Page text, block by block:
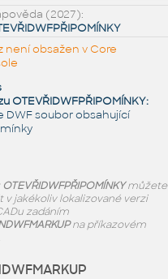
(2027):
není obsažen v Core
OTEVŘIDWFPŘIPOMÍNKY:
DWF soubor obsahující
OTEVŘIDWFPŘIPOMÍNKYmůžete
v jakékoliv lokalizované verzi
zadáním
na příkazovém